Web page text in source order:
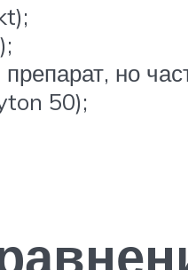
но
50);